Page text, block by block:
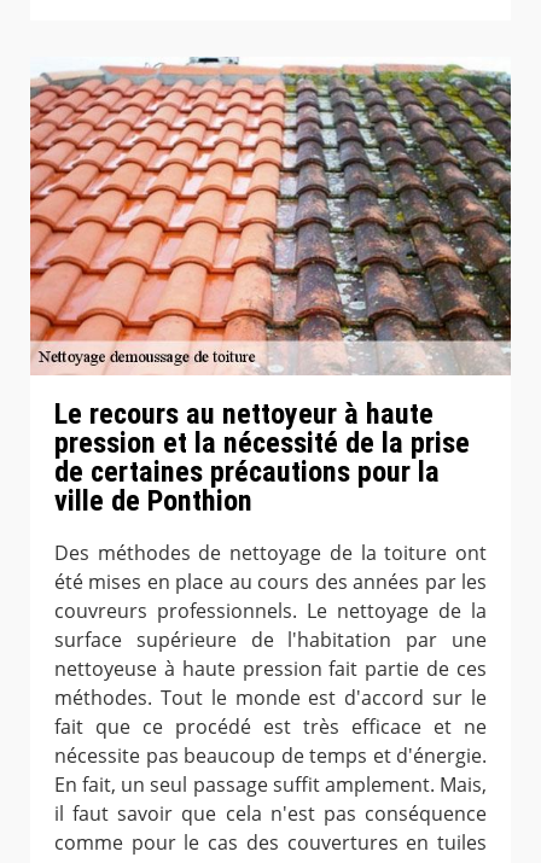
Le recours au nettoyeur à haute
pression et la nécessité de la prise
de certaines précautions pour la
ville de Ponthion
Des méthodes de nettoyage de la toiture ont
été mises en place au cours des années par les
couvreurs professionnels. Le nettoyage de la
surface supérieure de l'habitation par une
nettoyeuse à haute pression fait partie de ces
méthodes. Tout le monde est d'accord sur le
fait que ce procédé est très efficace et ne
nécessite pas beaucoup de temps et d'énergie.
En fait, un seul passage suffit amplement. Mais,
il faut savoir que cela n'est pas conséquence
comme pour le cas des couvertures en tuiles